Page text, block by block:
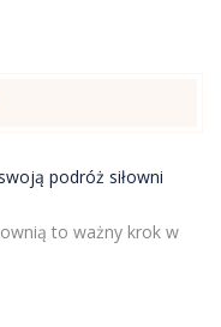
podróż siłowni
to ważny krok w